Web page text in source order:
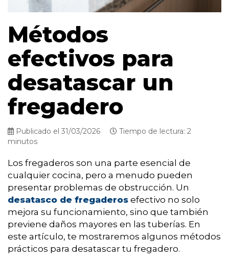
Métodos
efectivos para
desatascar un
fregadero
Publicado el 31/03/2026
Tiempo de lectura: 2
minutos
Los fregaderos son una parte esencial de
cualquier cocina, pero a menudo pueden
presentar problemas de obstrucción. Un
desatasco de fregaderos efectivo no solo
mejora su funcionamiento, sino que también
previene daños mayores en las tuberías. En
este artículo, te mostraremos algunos métodos
prácticos para desatascar tu fregadero.